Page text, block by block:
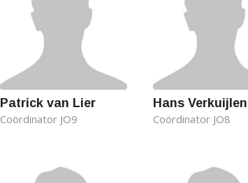
Patrick van Lier
Coördinator JO9
Hans Verkuijlen
Coördinator JO8